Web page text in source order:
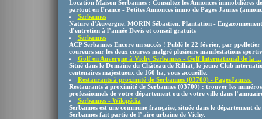
Location Maison Serbannes : Consultez les Annonces immobilières
partout en France - Petites Annonces immo de Pages Jaunes
Serbannes
Nature d’Auvergne. MORIN Sébastien. Plantation -
d’entretien à l’année Devis et conseil gratuits
Serbannes
ACP Serbannes Encore un succès ! Publé le 22 février, par
coureurs sur les deux courses malgré plusieurs manifestations
Golf en Auvergne à Vichy Serbannes - Golf International de la ...
Situé dans le Domaine du Château de Rilhat, le jeune Club
centenaires majestueux de 160 ha, vous accueille.
Restaurants à proximité de Serbannes (03700) - PagesJaunes.
Restaurants à proximité de Serbannes (03700) : trouver les numéros
professionnels de votre département ou de votre ville dans
Serbannes - Wikipédia
Serbannes est une commune française, située dans le département
Serbannes fait partie de l’ aire urbaine de Vichy.